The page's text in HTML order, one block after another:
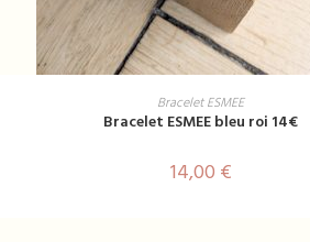
AJOUTER AU PANIER
Bracelet ESMEE
Bracelet ESMEE bleu roi 14€
14,00 €